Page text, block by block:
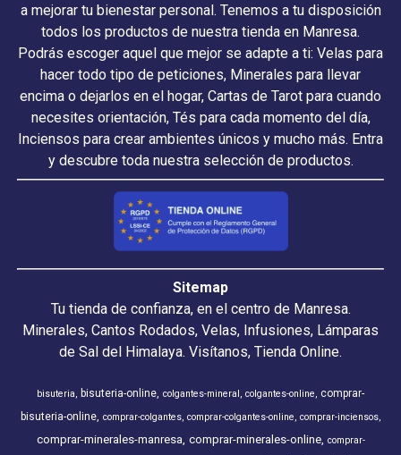
a mejorar tu bienestar personal. Tenemos a tu disposición
todos los productos de nuestra tienda en Manresa.
Podrás escoger aquel que mejor se adapte a ti: Velas para
hacer todo tipo de peticiones, Minerales para llevar
encima o dejarlos en el hogar, Cartas de Tarot para cuando
necesites orientación, Tés para cada momento del día,
Inciensos para crear ambientes únicos y mucho más. Entra
y descubre toda nuestra selección de productos.
Sitemap
Tu tienda de confianza, en el centro de Manresa.
Minerales, Cantos Rodados, Velas, Infusiones, Lámparas
de Sal del Himalaya. Visítanos, Tienda Online.
bisuteria bisuteria-online colgantes-mineral colgantes-online
comprar-
bisuteria-online comprar-colgantes comprar-colgantes-online comprar-inciensos
comprar-minerales-manresa comprar-minerales-online comprar-